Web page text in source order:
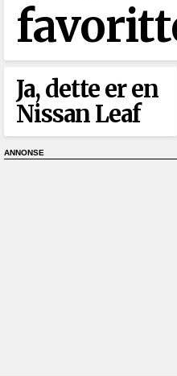
Ja, dette er en
Nissan Leaf